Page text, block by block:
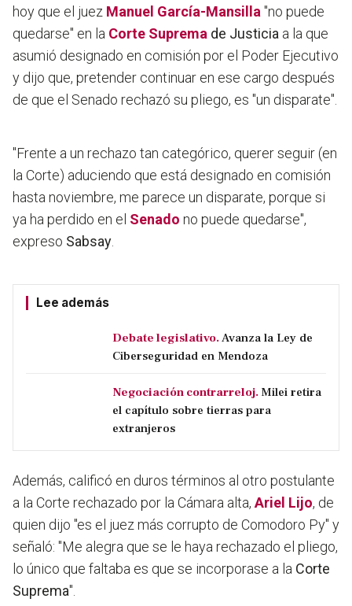
hoy que el juez Manuel García-Mansilla "no puede
quedarse" en la Corte Suprema de Justicia a la que
asumió designado en comisión por el Poder Ejecutivo
y dijo que, pretender continuar en ese cargo después
de que el Senado rechazó su pliego, es "un disparate".
"Frente a un rechazo tan categórico, querer seguir (en
la Corte) aduciendo que está designado en comisión
hasta noviembre, me parece un disparate, porque si
ya ha perdido en el Senado no puede quedarse",
expreso Sabsay
Lee además
Debate legislativo.Avanza la Ley de
Ciberseguridad en Mendoza
Negociación contrarreloj. Milei retira
el capítulo sobre tierras para
extranjeros
Además, calificó en duros términos al otro postulante
a la Corte rechazado por la Cámara alta, Ariel Lijo, de
quien dijo "es el juez más corrupto de Comodoro Py" y
señaló: "Me alegra que se le haya rechazado el pliego,
lo único que faltaba es que se incorporase a la Corte
Suprema".